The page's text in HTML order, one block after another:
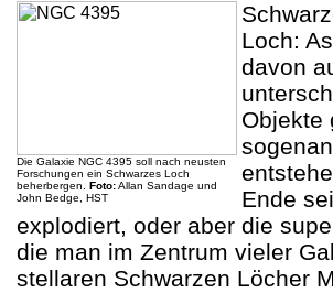
Die Galaxie NGC 4395 soll nach neusten
Forschungen ein Schwarzes Loch
beherbergen. Foto:Allan Sandage und
John Bedge, HST
Loch:
davon
Objekte
Ende
explodiert, oder aber die
die man im Zentrum vieler
stellaren Schwarzen Löcher